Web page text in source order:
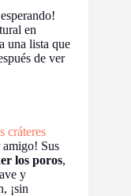
en
una lista que
de ver
cráteres
amigo! Sus
los poros,
y
¡sin